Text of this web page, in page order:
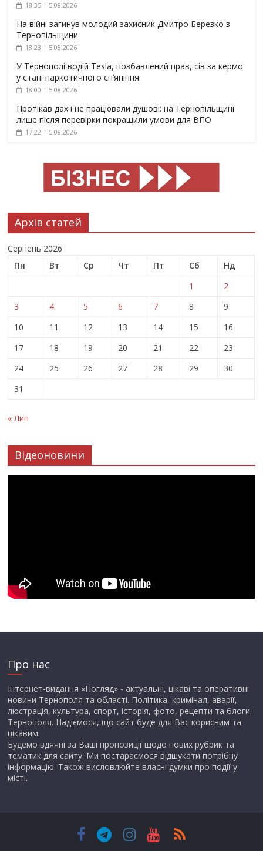
18:35 | 5.08.2026
На війні загинув молодий захисник Дмитро Березко з
Тернопільщини
18:23 | 5.08.2026
У Тернополі водій Tesla, позбавлений прав, сів за кермо
у стані наркотичного сп’яніння
18:00 | 5.08.2026
Протікав дах і не працювали душові: на Тернопільщині
лише після перевірки покращили умови для ВПО
17:22 | 5.08.2026
Архів статей
Серпень 2026
Пн
Вт Ср Чт Пт Сб
Нд
1
2
3
4 5 6 7 8
9
10
11 12 13 14 15
16
17
18 19 20 21 22
23
24
25 26 27 28 29
30
31
« Лип
Відеоновини
Про нас
Інтернет-видання «Погляд» - актуальні, цікаві та оперативні
новини Тернополя та області. Політика, кримінал, аварії,
люстрація, культура, спорт, історія, фото, рецепти та блоги
Тернополя. Надіємося, що сайт буде для Вас корисним та
цікавим.
Будемо вдячні за Ваші пропозиції щодо нових рубрик та
тематик для сайту. Ми постараємося відшукати потрібну
інформацію. Також висловлюйте власні думки про події у
місті.